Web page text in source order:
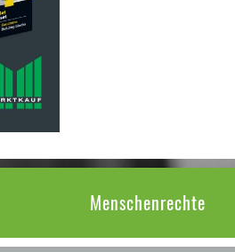
Menschenrechte